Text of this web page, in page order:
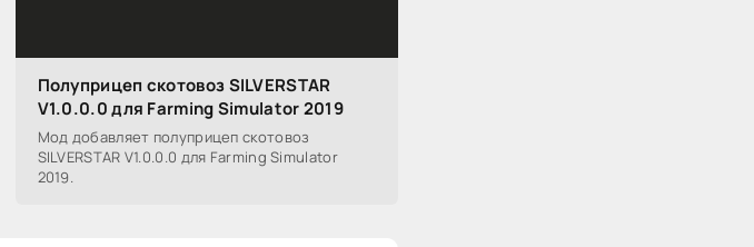
Полуприцеп скотовоз SILVERSTAR
V1.0.0.0 для Farming Simulator 2019
Мод добавляет полуприцеп скотовоз
SILVERSTAR V1.0.0.0 для Farming Simulator
2019.